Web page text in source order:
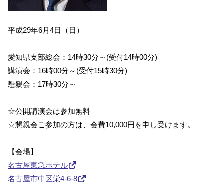
平成29年6月4日（日）
愛知県支部総会：14時30分～(受付14時00分)
講演会：16時00分～(受付15時30分)
懇親会：17時30分～
☆公開講演会は参加無料
☆懇親会ご参加の方は、会費10,000円を申し受けます。
【会場】
名古屋東急ホテル
名古屋市中区栄4-6-8